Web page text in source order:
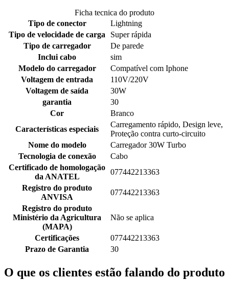
Ficha tecnica do produto
Tipo de conector
Lightning
Tipo de velocidade de carga
Super rápida
Tipo de carregador
De parede
Inclui cabo
sim
Modelo do carregador
Compatível com Iphone
Voltagem de entrada
110V/220V
Voltagem de saída
30W
garantia
30
Cor
‎Branco
Características especiais
‎Carregamento rápido, Design leve,
Proteção contra curto-circuito
Nome do modelo
‎Carregador 30W Turbo
Tecnologia de conexão
‎Cabo
Certificado de homologação
da ANATEL
077442213363
Registro do produto
ANVISA
077442213363
Registro do produto
Ministério da Agricultura
(MAPA)
Não se aplica
Certificações
077442213363
Prazo de Garantia
30
O que os clientes estão falando do produto